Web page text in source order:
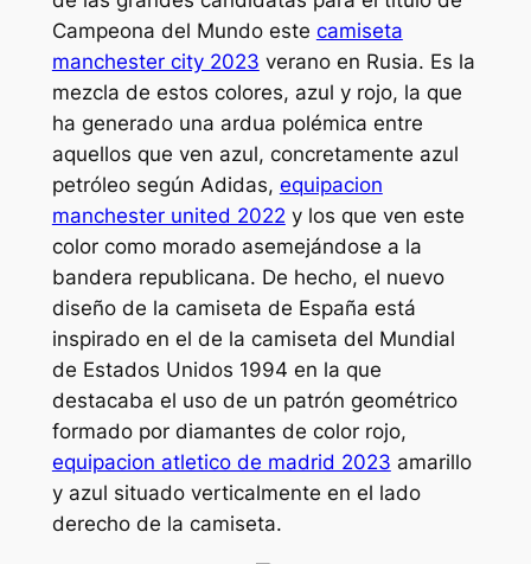
Campeona del Mundo este camiseta
manchester city 2023 verano en Rusia. Es la
mezcla de estos colores, azul y rojo, la que
ha generado una ardua polémica entre
aquellos que ven azul, concretamente azul
petróleo según Adidas, equipacion
manchester united 2022 y los que ven este
color como morado asemejándose a la
bandera republicana. De hecho, el nuevo
diseño de la camiseta de España está
inspirado en el de la camiseta del Mundial
de Estados Unidos 1994 en la que
destacaba el uso de un patrón geométrico
formado por diamantes de color rojo,
equipacion atletico de madrid 2023 amarillo
y azul situado verticalmente en el lado
derecho de la camiseta.